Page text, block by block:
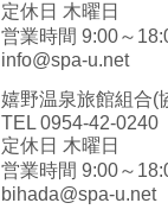
定休日 木曜日
営業時間 9:00～
info@spa-u.net
嬉野温泉旅館組合(
TEL 0954-42-0240
定休日 木曜日
営業時間 9:00～
bihada@spa-u.net